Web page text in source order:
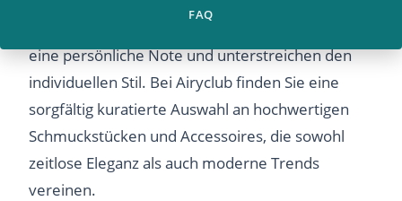
FAQ
eine persönliche Note und unterstreichen den
individuellen Stil. Bei Airyclub finden Sie eine
sorgfältig kuratierte Auswahl an hochwertigen
Schmuckstücken und Accessoires, die sowohl
zeitlose Eleganz als auch moderne Trends
vereinen.